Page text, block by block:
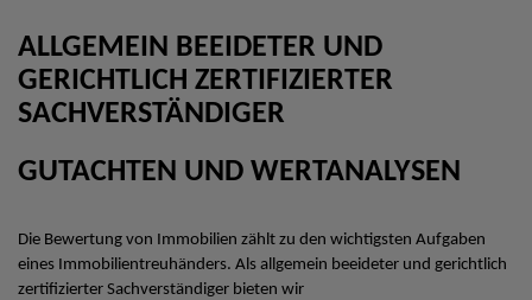
ALLGEMEIN BEEIDETER UND
GERICHTLICH ZERTIFIZIERTER
SACHVERSTÄNDIGER
GUTACHTEN UND WERTANALYSEN
Die Bewertung von Immobilien zählt zu den wichtigsten Aufgaben
eines Immobilientreuhänders. Als allgemein beeideter und gerichtlich
zertifizierter Sachverständiger bieten wir